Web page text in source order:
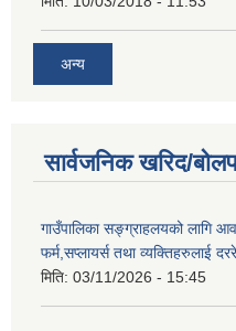
अन्य
सार्वजनिक खरिद/
गाउँपालिका सङ्ग्राहलयको लागि
फर्म,सप्लायर्स तथा व्यक्तिहरुलाई
मिति: 03/11/2026 - 15:45